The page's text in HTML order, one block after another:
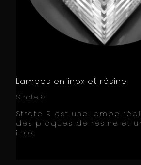
Lampes en inox et résine
Strate 9
Strate 9 est une lampe
des plaques de résine et
inox.